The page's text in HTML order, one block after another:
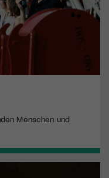
Menschen und